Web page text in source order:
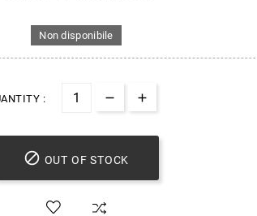
Non disponibile
:
 OUT OF STOCK